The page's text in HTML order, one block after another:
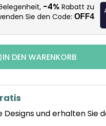
-4% Rabatt zu
Sie den Code: OFF4
IN DEN WARENKORB
Designs und erhalten Sie